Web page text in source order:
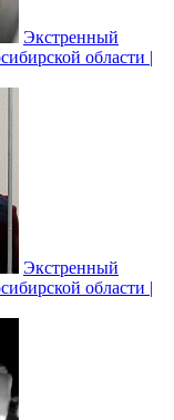
Экстренный
области |
Экстренный
области |